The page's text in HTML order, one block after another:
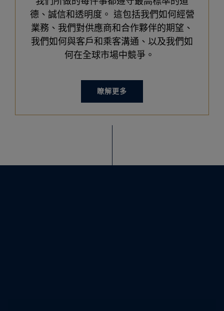
德、誠信和透明度。 這包括我們如何經營
業務、我們對供應商和合作夥伴的期望、
我們如何與客戶和乘客溝通、以及我們如
何在全球市場中競爭。
瞭解更多